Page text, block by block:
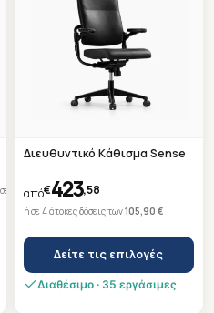
4 άτοκες δόσεις των167,50 €
Διευθυντικό Κάθισμα Sense
από€423,58
ή σε 4 άτοκες δόσεις των105,90 €
Δείτε τις επιλογές
ThisΔιαθέσιμο · 35 εργάσιμες